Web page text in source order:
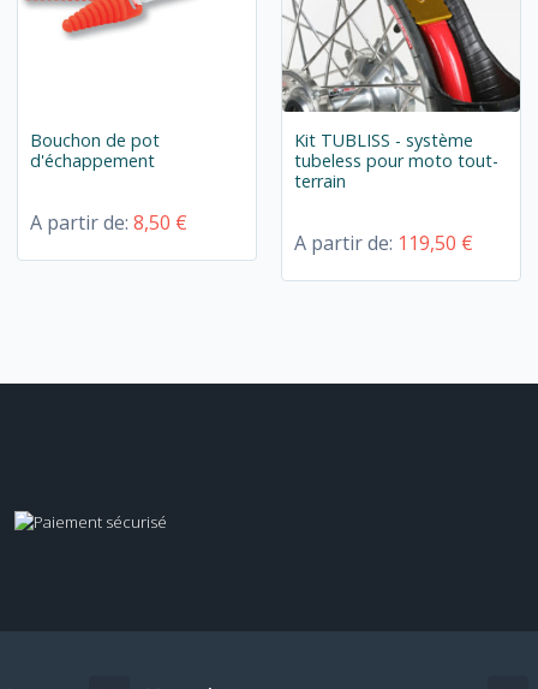
Bouchon de pot
d'échappement
A partir de:8,50 €
Kit TUBLISS - système
tubeless pour moto tout-
terrain
A partir de: 119,50 €